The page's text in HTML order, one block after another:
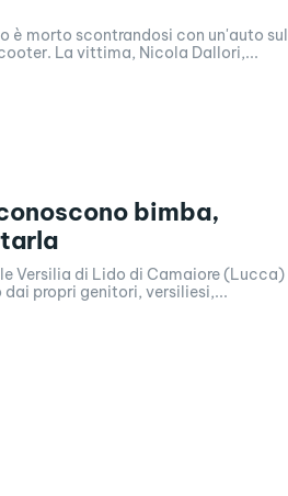
è morto scontrandosi con un'auto sul
La vittima, Nicola Dallori,...
bimba,
Versilia di Lido di Camaiore (Lucca)
propri genitori, versiliesi,...